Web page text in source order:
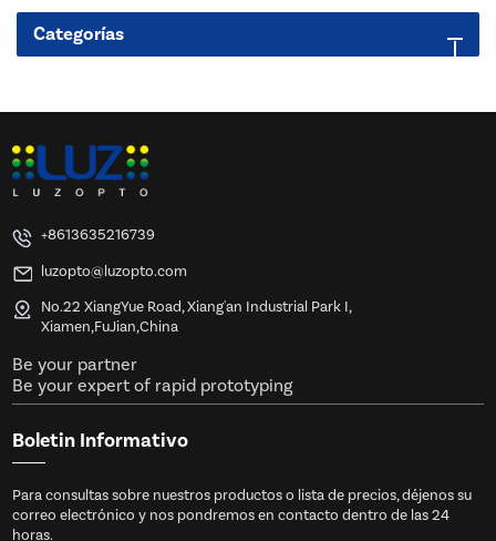
Categorías
+8613635216739
luzopto@luzopto.com
No.22 XiangYue Road, Xiang'an Industrial Park I,
Xiamen,FuJian,China
Be your partner
Be your expert of rapid prototyping
Boletin Informativo
Para consultas sobre nuestros productos o lista de precios, déjenos su
correo electrónico y nos pondremos en contacto dentro de las 24
horas.